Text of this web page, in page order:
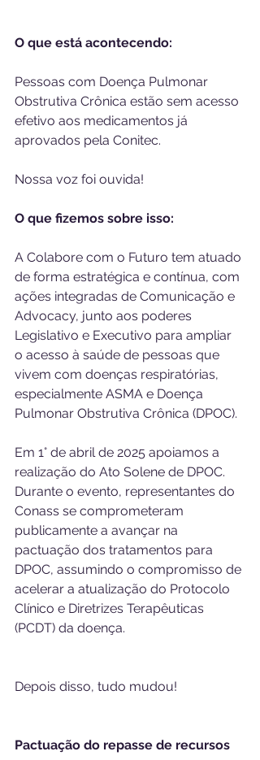
O que está acontecendo:
Pessoas com Doença Pulmonar
Obstrutiva Crônica estão sem acesso
efetivo aos medicamentos já
aprovados pela Conitec.
Nossa voz foi ouvida!
O que fizemos sobre isso:
A Colabore com o Futuro tem atuado
de forma estratégica e contínua, com
ações integradas de Comunicação e
Advocacy, junto aos poderes
Legislativo e Executivo para ampliar
o acesso à saúde de pessoas que
vivem com doenças respiratórias,
especialmente ASMA e Doença
Pulmonar Obstrutiva Crônica (DPOC).
Em 1° de abril de 2025 apoiamos a
realização do Ato Solene de DPOC.
Durante o evento, representantes do
Conass se comprometeram
publicamente a avançar na
pactuação dos tratamentos para
DPOC, assumindo o compromisso de
acelerar a atualização do Protocolo
Clínico e Diretrizes Terapêuticas
(PCDT) da doença.
Depois disso, tudo mudou!
Pactuação do repasse de recursos